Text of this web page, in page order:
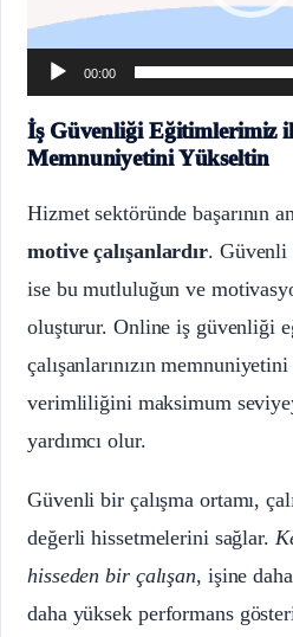
00:00
İş Güvenliği Eğitimlerimiz
Memnuniyetini Yükseltin
Hizmet sektöründe başarının
motive çalışanlardır. Güvenli
ise bu mutluluğun ve
oluşturur. Online iş güvenliği
çalışanlarınızın
verimliliğini maksimum
yardımcı olur.
Güvenli bir çalışma ortamı,
değerli hissetmelerini sağlar.
hisseden bir çalışan, işine
daha yüksek performans